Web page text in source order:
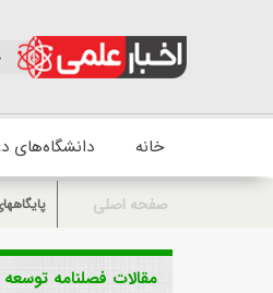
خانه دانشگاه‌های
صفحه اصلی
مقالات فصلنامه توسعه اجتماعی،